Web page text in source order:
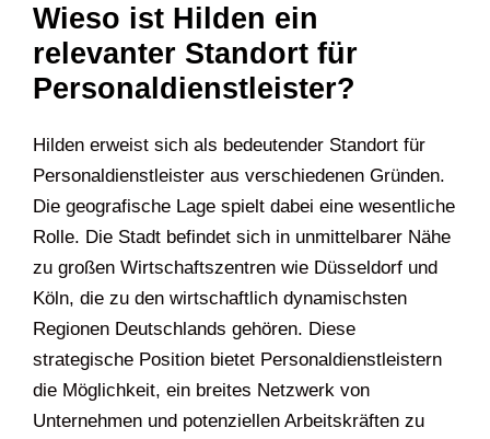
Wieso ist Hilden ein
relevanter Standort für
Personaldienstleister?
Hilden erweist sich als bedeutender Standort für
Personaldienstleister aus verschiedenen Gründen.
Die geografische Lage spielt dabei eine wesentliche
Rolle. Die Stadt befindet sich in unmittelbarer Nähe
zu großen Wirtschaftszentren wie Düsseldorf und
Köln, die zu den wirtschaftlich dynamischsten
Regionen Deutschlands gehören. Diese
strategische Position bietet Personaldienstleistern
die Möglichkeit, ein breites Netzwerk von
Unternehmen und potenziellen Arbeitskräften zu